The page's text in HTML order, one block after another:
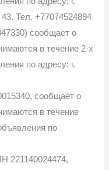
Тел. +77074524894
сообщает о
в течение 2-х
по адресу: г.
сообщает о
в течение
по
221140024474,